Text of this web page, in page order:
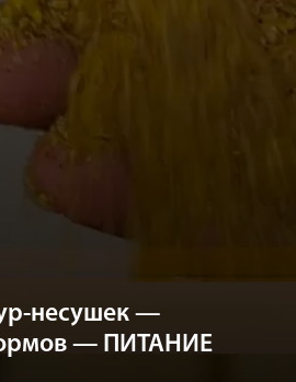
несушек —
— ПИТАНИЕ